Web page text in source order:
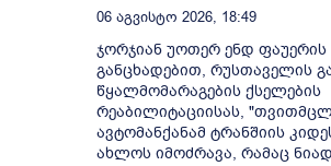
06 Აგვისტო 2026, 18:49
ჯორჯიან უოთერ ენდ ფაუერის
განცხადებით, რუსთაველის
წყალმომარაგების ქსელების
რეაბილიტაციისას,
ავტომანქანამ ტრანშიის
ახლოს იმოძრავა, რამაც